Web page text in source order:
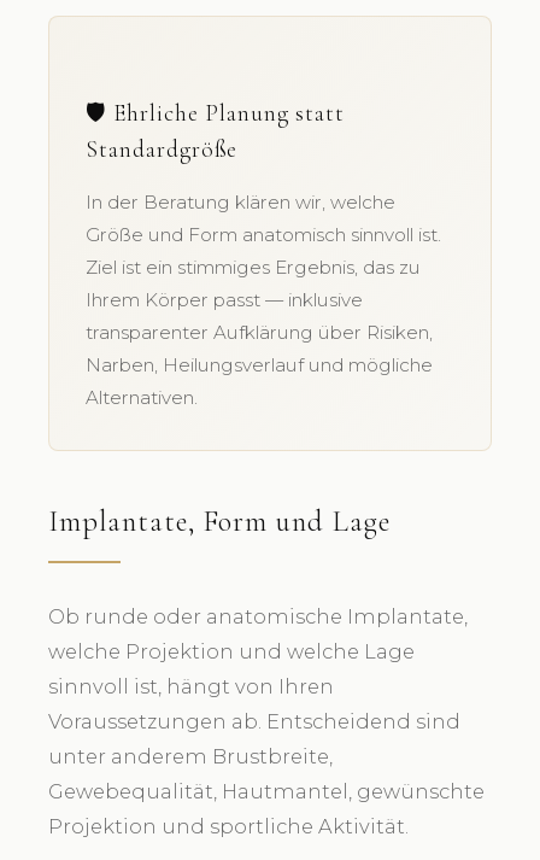
🛡️ Ehrliche Planung statt
Standardgröße
In der Beratung klären wir, welche
Größe und Form anatomisch sinnvoll ist.
Ziel ist ein stimmiges Ergebnis, das zu
Ihrem Körper passt — inklusive
transparenter Aufklärung über Risiken,
Narben, Heilungsverlauf und mögliche
Alternativen.
Implantate, Form und Lage
Ob runde oder anatomische Implantate,
welche Projektion und welche Lage
sinnvoll ist, hängt von Ihren
Voraussetzungen ab. Entscheidend sind
unter anderem Brustbreite,
Gewebequalität, Hautmantel, gewünschte
Projektion und sportliche Aktivität.